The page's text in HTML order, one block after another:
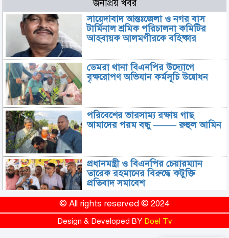
জনপ্রিয় খবর
সায়েদাবাদ আন্তঃজেলা ও নগর বাস
টার্মিনাল শ্রমিক পরিচালনা কমিটির
আহবায়ক আলমগীরকে বহিষ্কার
ডেমরা থানা বিএনপির উদ্যোগে
বৃক্ষরোপণ অভিযান কর্মসূচি উদ্বোধন
পরিবেশের ভারসাম্য রক্ষায় গাছ
আমাদের পরম বন্ধু ——– রুহুল আমিন
প্রধানমন্ত্রী ও বিএনপির চেয়ারম্যান
তারেক রহমানের বিরুদ্ধে কটুক্তি
প্রতিবাদ সমাবেশ
আন্তর্জাতিক সম্মেলনে আদিবাসী ভাষা
সাংবাদিকতা সম্মেলন – 2026 যোগ
দিচ্ছেন সাংবাদিক আবু বকর সিদ্দিক
© All rights reserved © 2024
Design & Developed BY Doel Tv